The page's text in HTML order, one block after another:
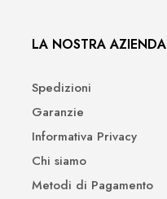
LA NOSTRA AZIENDA
Spedizioni
Garanzie
Informativa Privacy
Chi siamo
Metodi di Pagamento